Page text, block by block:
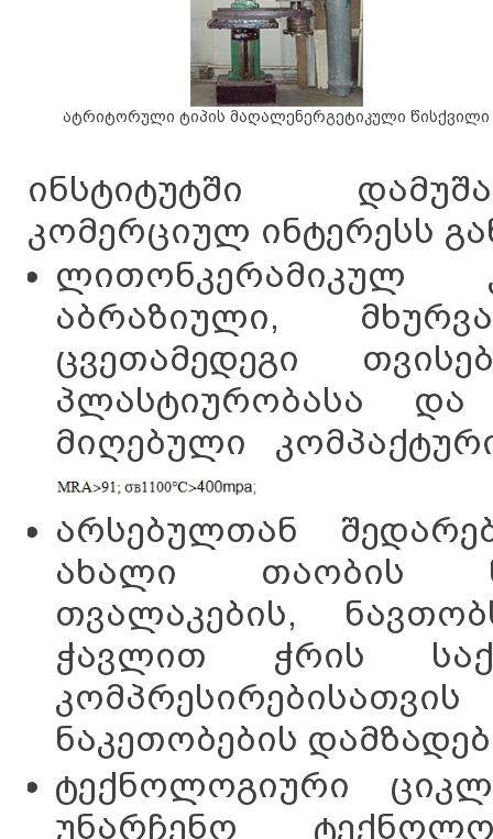
ატრიტორული ტიპის მაღალენერგეტიკული წისქვილი
ინსტიტუტში
კომერციულ ინტერესს
ლითონკერამიკულ
აბრაზიული,
ცვეთამედეგი
პლასტიურობასა და
მიღებული
არსებულთან
ახალი თაობის
თვალაკების,
ჭავლით ჭრის
ნაკეთობების
ტექნოლოგიური
უნარჩენო